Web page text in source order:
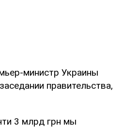
министр Украины
правительства,
3 млрд грн мы